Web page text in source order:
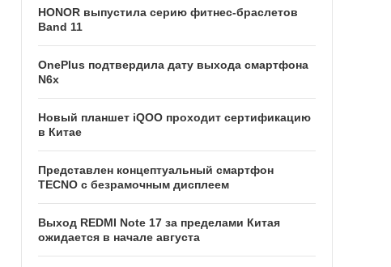
HONOR выпустила серию фитнес-браслетов
Band 11
OnePlus подтвердила дату выхода смартфона
N6x
Новый планшет iQOO проходит сертификацию
в Китае
Представлен концептуальный смартфон
TECNO с безрамочным дисплеем
Выход REDMI Note 17 за пределами Китая
ожидается в начале августа